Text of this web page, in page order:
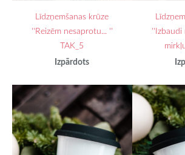
Līdzņemšanas krūze
''Reizēm nesaprotu... ''
TAK_5
Izpārdots
''Izbaudi